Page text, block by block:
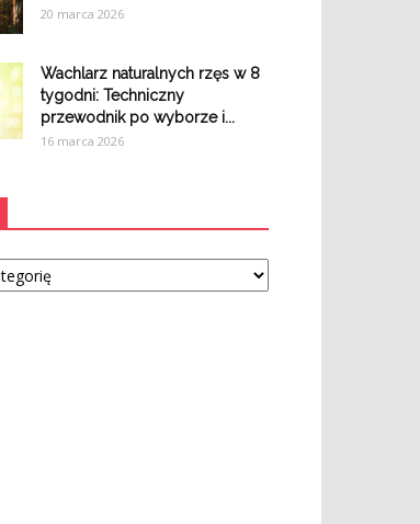
20 marca 2026
Wachlarz naturalnych rzęs w 8
tygodni: Techniczny
przewodnik po wyborze i...
16 marca 2026